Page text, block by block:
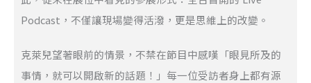
Podcast，不僅讓現場變得活潑，更是思維上的改變。
克萊兒望著眼前的情景，不禁在節目中感嘆「眼見所及的
事情，就可以開啟新的話題！」每一位受訪者身上都有源